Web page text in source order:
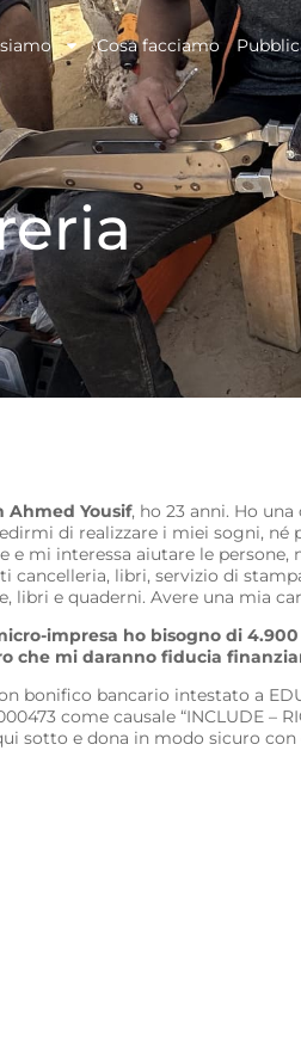
Cosa facciamo
Ahmed Yousif, ho 23 anni. Ho
di realizzare i miei sogni,
e mi interessa aiutare le
cancelleria, libri, servizio di
libri e quaderni. Avere una mia
impresa ho bisogno di
che mi daranno fiducia
bonifico bancario intestato a
come causale “INCLUDE –
sotto e dona in modo sicuro